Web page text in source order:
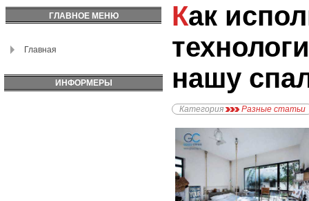
ГЛАВНОЕ МЕНЮ
Главная
ИНФОРМЕРЫ
Как использование
нашу
Категория Разные статьи